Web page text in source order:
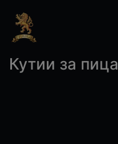
Кутии за пица